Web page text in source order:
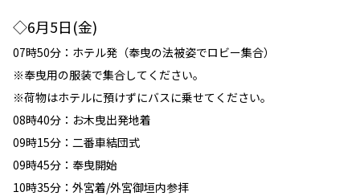
◇6月5日(金)
07時50分：ホテル発（奉曳の法被姿でロビー集合）
※奉曳用の服装で集合してください。
※荷物はホテルに預けずにバスに乗せてください。
08時40分：お木曳出発地着
09時15分：二番車結団式
09時45分：奉曳開始
10時35分：外宮着/外宮御垣内参拝